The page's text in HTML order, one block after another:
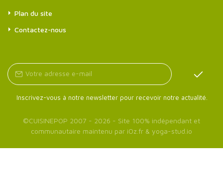
Plan du site
Contactez-nous
Inscrivez-vous à notre newsletter pour recevoir notre actualité.
©CUISINEPOP 2007 - 2026 - Site 100% indépendant et
communautaire maintenu par iOz.fr & yoga-stud.io